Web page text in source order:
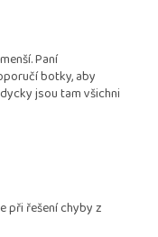
hvězdiček.
Paní
botky, aby
jsou tam všichni
hvězdiček.
při řešení chyby z